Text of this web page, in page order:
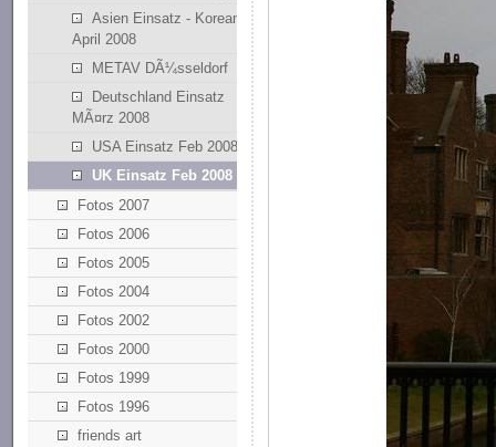
Asien Einsatz - Korean
April 2008
METAV DÃ¼sseldorf
Deutschland Einsatz
MÃ¤rz 2008
USA Einsatz Feb 2008
UK Einsatz Feb 2008
Fotos 2007
Fotos 2006
Fotos 2005
Fotos 2004
Fotos 2002
Fotos 2000
Fotos 1999
Fotos 1996
friends art